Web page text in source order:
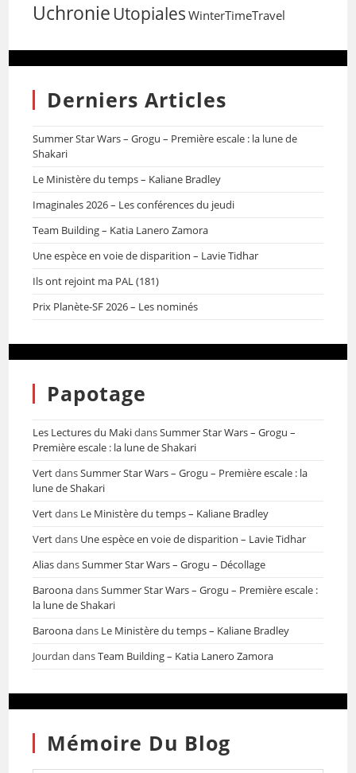
Uchronie Utopiales WinterTimeTravel
Derniers Articles
Summer Star Wars – Grogu – Première escale : la lune de
Shakari
Le Ministère du temps – Kaliane Bradley
Imaginales 2026 – Les conférences du jeudi
Team Building – Katia Lanero Zamora
Une espèce en voie de disparition – Lavie Tidhar
Ils ont rejoint ma PAL (181)
Prix Planète-SF 2026 – Les nominés
Papotage
Les Lectures du MakidansSummer Star Wars – Grogu –
Première escale : la lune de Shakari
VertdansSummer Star Wars – Grogu – Première escale : la
lune de Shakari
Vertdans Le Ministère du temps – Kaliane Bradley
Vertdans Une espèce en voie de disparition – Lavie Tidhar
AliasdansSummer Star Wars – Grogu – Décollage
BaroonadansSummer Star Wars – Grogu – Première escale :
la lune de Shakari
Baroonadans Le Ministère du temps – Kaliane Bradley
Jourdan dansTeam Building – Katia Lanero Zamora
Mémoire Du Blog